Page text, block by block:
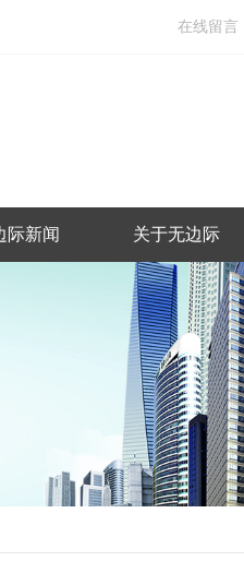
在线留言
际新闻 关于无边际